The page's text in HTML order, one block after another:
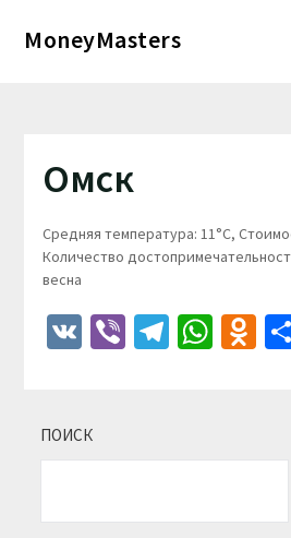
MoneyMasters
Омск
Средняя температура: 11°C,
Количество
весна
VKViber
ПОИСК